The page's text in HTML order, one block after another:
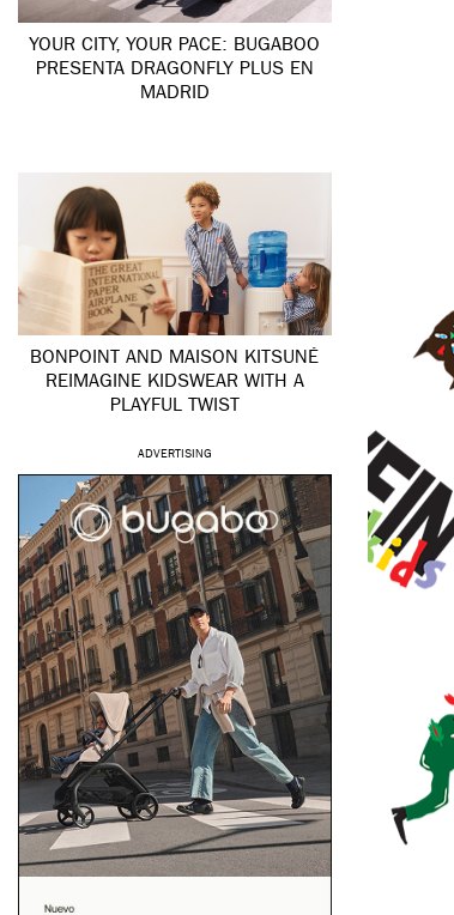
YOUR CITY, YOUR PACE: BUGABOO
PRESENTA DRAGONFLY PLUS EN
MADRID
BONPOINT AND MAISON KITSUNÉ
REIMAGINE KIDSWEAR WITH A
PLAYFUL TWIST
ADVERTISING